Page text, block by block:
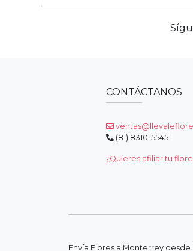
CONTÁCTANOS
(81) 8310-5545
¿Quieres afiliar tu
Envía Flores a Monterrey